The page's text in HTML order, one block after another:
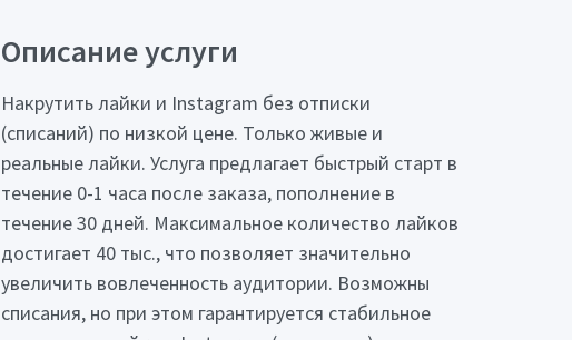
Описание услуги
Накрутить лайки и Instagram без отписки
(списаний) по низкой цене. Только живые и
реальные лайки. Услуга предлагает быстрый старт в
течение 0-1 часа после заказа, пополнение в
течение 30 дней. Максимальное количество лайков
достигает 40 тыс., что позволяет значительно
увеличить вовлеченность аудитории. Возможны
списания, но при этом гарантируется стабильное